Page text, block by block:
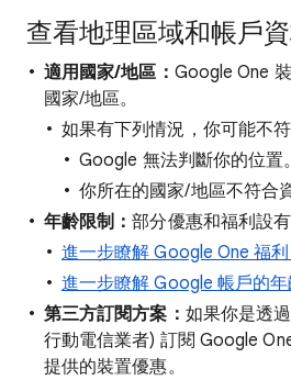
查看地理區域和帳戶
適用國家/地區： Google One
國家/地區。
如果有下列情況，你可能不符
Google 無法判斷你的位置。
你所在的國家/地區不符合
年齡限制：部分優惠和福利設
進一步瞭解 Google One 福
進一步瞭解 Google 帳戶的
第三方訂閱方案： 如果你是透
行動電信業者) 訂閱 Google
提供的裝置優惠。